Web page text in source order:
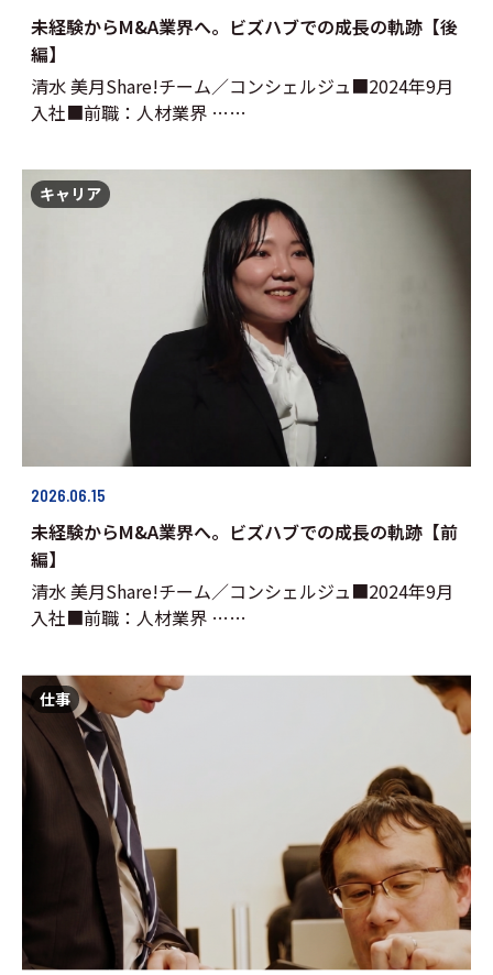
未経験からM&A業界へ。ビズハブでの成長の軌跡【後
編】
清水 美月Share!チーム／コンシェルジュ■2024年9月
入社■前職：人材業界 ……
2026.06.15
未経験からM&A業界へ。ビズハブでの成長の軌跡【前
編】
清水 美月Share!チーム／コンシェルジュ■2024年9月
入社■前職：人材業界 ……
キャリア
仕事